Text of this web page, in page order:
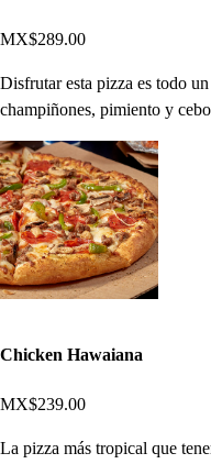
MX$289.00
Disfrutar esta pizza es todo
champiñones, pimiento y
Chicken Hawaiana
MX$239.00
La pizza más tropical que